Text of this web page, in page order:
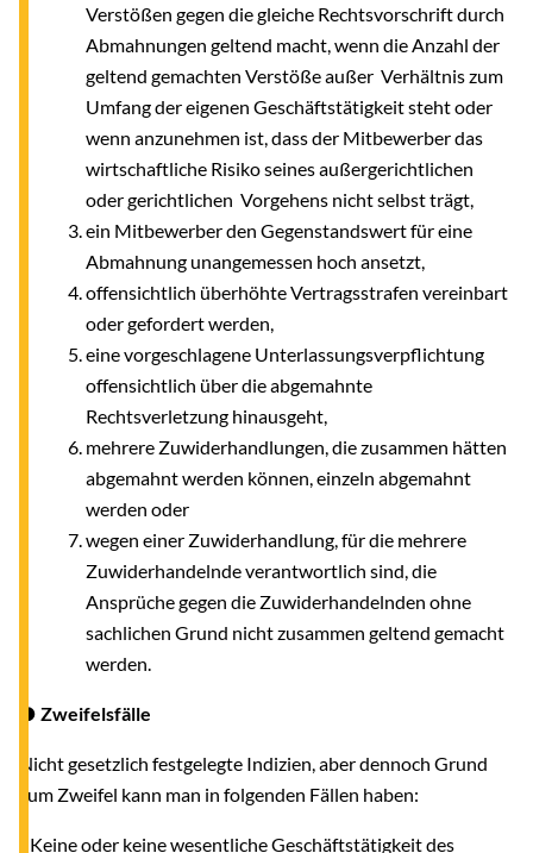
Verstößen gegen die gleiche Rechtsvorschrift durch
Abmahnungen geltend macht, wenn die Anzahl der
geltend gemachten Verstöße außer Verhältnis zum
Umfang der eigenen Geschäftstätigkeit steht oder
wenn anzunehmen ist, dass der Mitbewerber das
wirtschaftliche Risiko seines außergerichtlichen
oder gerichtlichen Vorgehens nicht selbst trägt,
ein Mitbewerber den Gegenstandswert für eine
Abmahnung unangemessen hoch ansetzt,
offensichtlich überhöhte Vertragsstrafen vereinbart
oder gefordert werden,
eine vorgeschlagene Unterlassungsverpflichtung
offensichtlich über die abgemahnte
Rechtsverletzung hinausgeht,
mehrere Zuwiderhandlungen, die zusammen hätten
abgemahnt werden können, einzeln abgemahnt
werden oder
wegen einer Zuwiderhandlung, für die mehrere
Zuwiderhandelnde verantwortlich sind, die
Ansprüche gegen die Zuwiderhandelnden ohne
sachlichen Grund nicht zusammen geltend gemacht
werden.
● Zweifelsfälle
Nicht gesetzlich festgelegte Indizien, aber dennoch Grund
zum Zweifel kann man in folgenden Fällen haben:
- Keine oder keine wesentliche Geschäftstätigkeit des